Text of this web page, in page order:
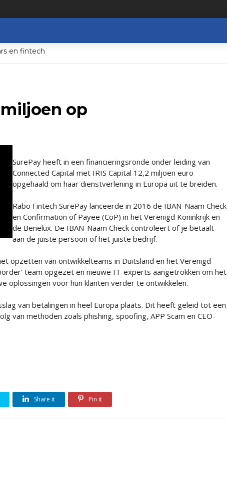
en fintech
miljoen op
SurePay heeft in een financieringsronde onder leiding van
Connected Capital met IRIS Capital 12,2 miljoen euro
opgehaald om haar dienstverlening in Europa uit te breiden.
Rabo Fintech SurePay lanceerde in 2016 de IBAN-Naam Check
en Confirmation of Payee (CoP) in het Verenigd Koninkrijk en
de Benelux. De IBAN-Naam Check controleert of je betaalt
aan de juiste persoon of het juiste bedrijf.
opzetten van ontwikkelteams in Duitsland en het Verenigd
team opgezet en nieuwe IT-experts aangetrokken om het
oplossingen voor hun klanten verder te ontwikkelen.
van betalingen in heel Europa plaats. Dit heeft geleid tot een
van methoden zoals phishing, spoofing, APP Scam en CEO-
Share it Pin it